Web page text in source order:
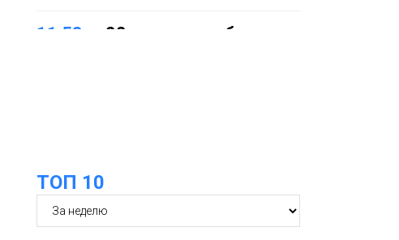
11:53
22 земских работника
Здоровье
медучреждениями
запустили в регионе
ТОП 10